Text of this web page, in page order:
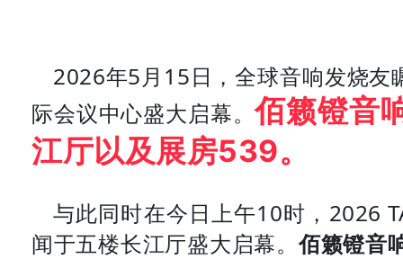
2026年5月15日，全球音响发烧友
际会议中心盛大启幕。佰籁镫音
江厅以及展房539。
与此同时在今日上午10时，2026
闻于五楼长江厅盛大启幕。佰籁镫音